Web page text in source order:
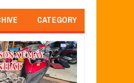
CATEGORY